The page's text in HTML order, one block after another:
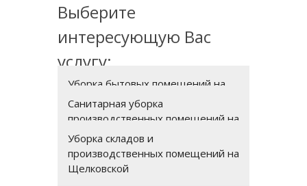
Выберите
интересующую Вас
услугу:
Уборка бытовых помещений на
производстве на Щелковской
Санитарная уборка
производственных помещений на
Щелковской
Уборка складов и
производственных помещений на
Щелковской